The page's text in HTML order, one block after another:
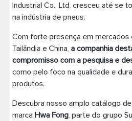
Pneus de Van
Pneus de caminhão
Contato
Industrial Co., Ltd. cresceu até se
na indústria de pneus.
Com forte presença em mercados
Tailândia e China, a companhia
compromisso com a pesquisa e
como pelo foco na qualidade e
produtos.
Descubra nosso amplo catálogo
marca Hwa Fong, parte do grupo